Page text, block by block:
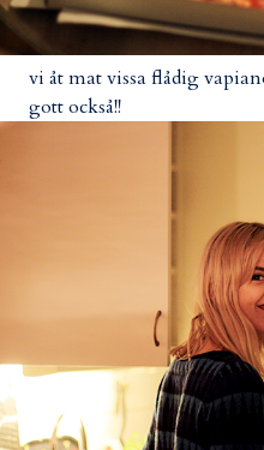
vi åt mat vissa flådig
gott också!!